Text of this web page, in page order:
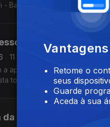
- Balcão Único do Prédio.
ao ensino superior
11 mai. 2026
a aproximação do período de
todo o procedimento e
da Defesa Nacional
Vantagens
Retome o
seus
Guarde
Aceda à sua